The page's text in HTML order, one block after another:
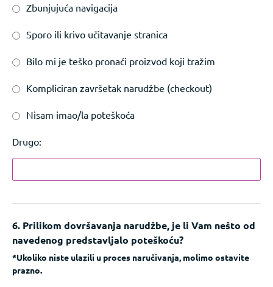
Zbunjujuća navigacija
Sporo ili krivo učitavanje stranica
Bilo mi je teško pronaći proizvod koji tražim
Kompliciran završetak narudžbe (checkout)
Nisam imao/la poteškoća
Drugo:
6. Prilikom dovršavanja narudžbe, je li Vam nešto od
navedenog predstavljalo poteškoću?
*Ukoliko niste ulazili u proces naručivanja, molimo ostavite
prazno.